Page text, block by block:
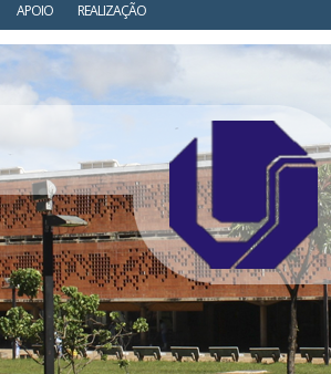
APOIO REALIZAÇÃO